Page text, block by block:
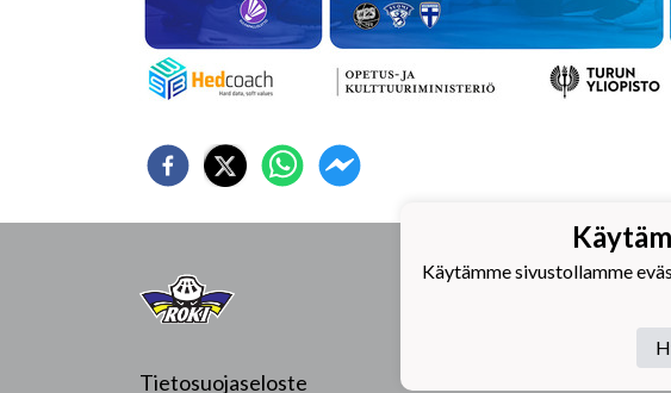
Tietosuojaseloste
Hiihtomajantie 6
96400 Rovaniemi
Käytämme sivustollamme